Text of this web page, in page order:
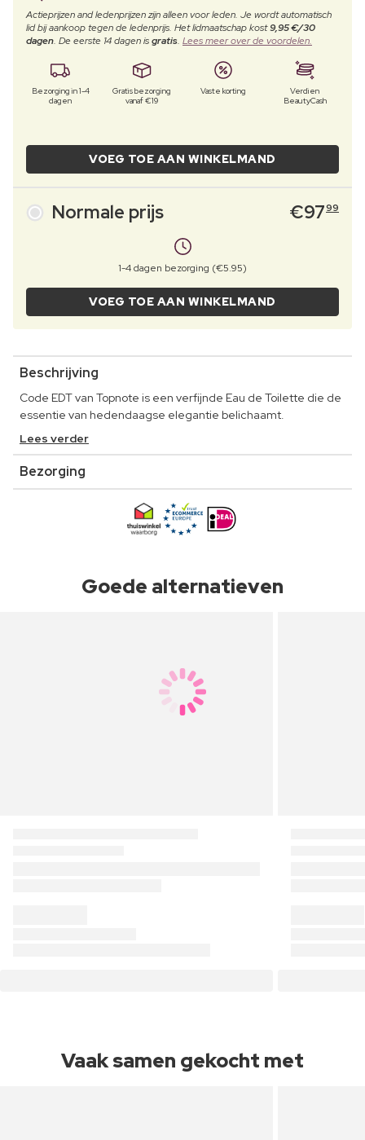
Actieprijzen and ledenprijzen zijn alleen voor leden. Je wordt automatisch
lid bij aankoop tegen de ledenprijs. Het lidmaatschap kost9,95 €/30
dagen. De eerste 14 dagen isgratis. Lees meer over de voordelen.
Bezorging in 1-4
dagen
Gratis bezorging
vanaf €19
Vaste korting
Verdien
BeautyCash
VOEG TOE AAN WINKELMAND
Normale prijs €9799
1-4 dagen bezorging (€5.95)
VOEG TOE AAN WINKELMAND
Beschrijving
Code EDT van Topnote is een verfijnde Eau de Toilette die de
essentie van hedendaagse elegantie belichaamt.
Lees verder
Bezorging
Goede alternatieven
Vaak samen gekocht met